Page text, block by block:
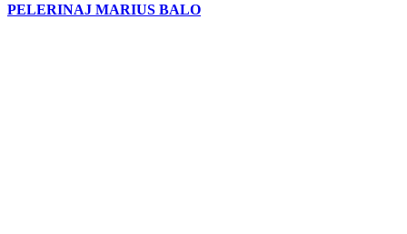
PELERINAJ MARIUS BALO